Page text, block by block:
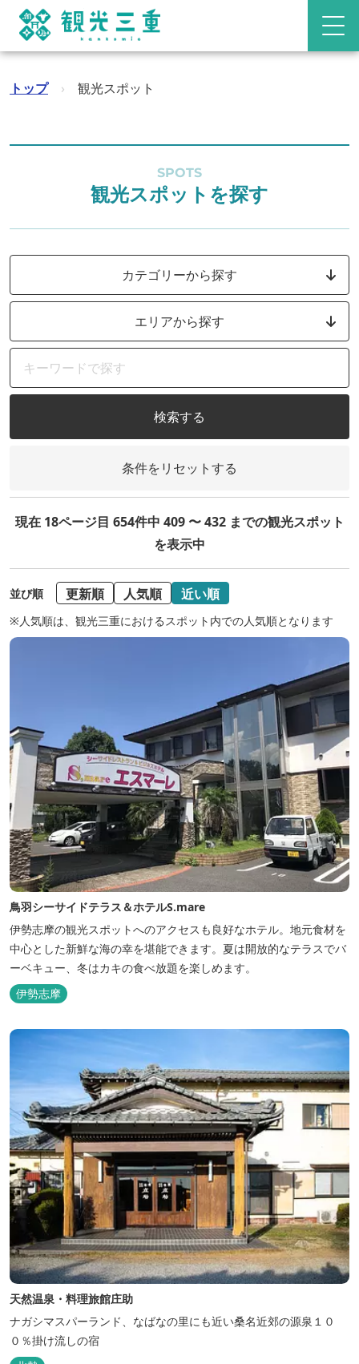
トップ › 観光スポット
SPOTS
観光スポットを探す
カテゴリーから探す
エリアから探す
検索する
条件をリセットする
現在 18ページ目 654件中 409 〜 432 までの観光スポット
を表示中
並び順 更新順 人気順 近い順
※人気順は、観光三重におけるスポット内での人気順となります
鳥羽シーサイドテラス＆ホテルS.mare
伊勢志摩の観光スポットへのアクセスも良好なホテル。地元食材を
中心とした新鮮な海の幸を堪能できます。夏は開放的なテラスでバ
ーベキュー、冬はカキの食べ放題を楽しめます。
伊勢志摩
天然温泉・料理旅館庄助
ナガシマスパーランド、なばなの里にも近い桑名近郊の源泉１０
０％掛け流しの宿